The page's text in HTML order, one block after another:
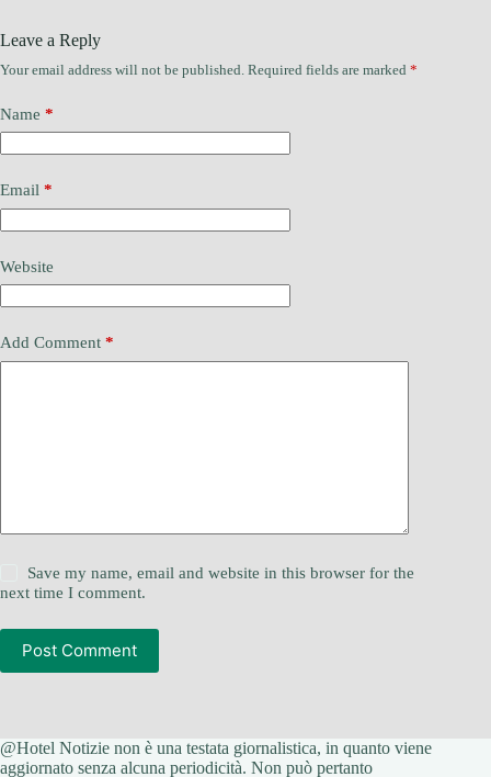
Leave a Reply
Your email address will not be published. Required fields are marked *
Name *
Email *
Website
Add Comment *
Save my name, email and website in this browser for the
next time I comment.
Post Comment
@Hotel Notizie non è una testata giornalistica, in quanto viene
aggiornato senza alcuna periodicità. Non può pertanto